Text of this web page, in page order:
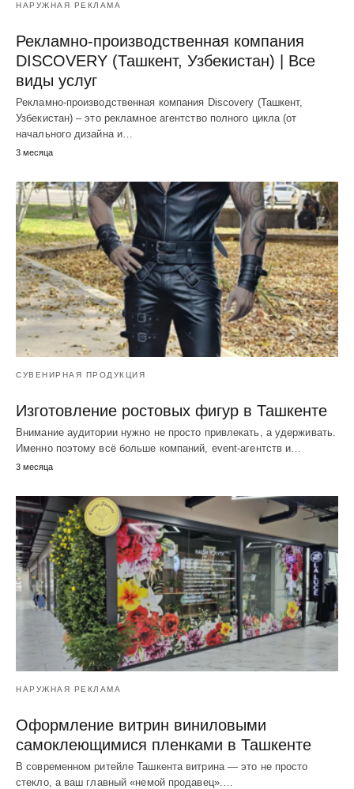
НАРУЖНАЯ РЕКЛАМА
Рекламно-производственная компания
DISCOVERY (Ташкент, Узбекистан) | Все
виды услуг
Рекламно-производственная компания Discovery (Ташкент,
Узбекистан) – это рекламное агентство полного цикла (от
начального дизайна и…
3 месяца
СУВЕНИРНАЯ ПРОДУКЦИЯ
Изготовление ростовых фигур в Ташкенте
Внимание аудитории нужно не просто привлекать, а удерживать.
Именно поэтому всё больше компаний, event-агентств и…
3 месяца
НАРУЖНАЯ РЕКЛАМА
Оформление витрин виниловыми
самоклеющимися пленками в Ташкенте
В современном ритейле Ташкента витрина — это не просто
стекло, а ваш главный «немой продавец».…